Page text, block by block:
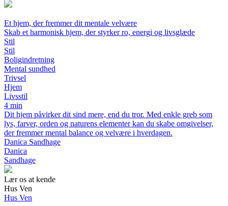
Et hjem, der fremmer dit mentale velvære
Skab et harmonisk hjem, der styrker ro, energi og livsglæde
Stil
Stil
Boligindretning
Mental sundhed
Trivsel
Hjem
Livsstil
4 min
Dit hjem påvirker dit sind mere, end du tror. Med enkle greb som
lys, farver, orden og naturens elementer kan du skabe omgivelser,
der fremmer mental balance og velvære i hverdagen.
Danica Sandhage
Danica
Sandhage
Lær os at kende
Hus Ven
Hus Ven